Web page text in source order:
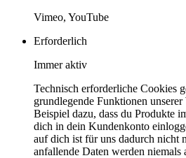
Vimeo, YouTube
Erforderlich
Immer aktiv
Technisch erforderliche Cookies
grundlegende Funktionen
Beispiel dazu, dass du Produkte
dich in dein Kundenkonto
auf dich ist für uns dadurch nicht
anfallende Daten werden niemals